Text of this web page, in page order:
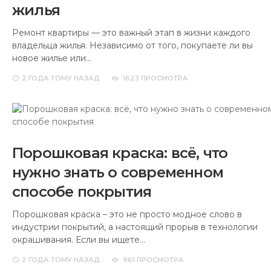
жилья
Ремонт квартиры — это важный этап в жизни каждого
владельца жилья. Независимо от того, покупаете ли вы
новое жилье или…
2 ГОДА ТОМУ НАЗАД 1623 ПРОСМОТРА
Порошковая краска: всё, что
нужно знать о современном
способе покрытия
Порошковая краска – это не просто модное слово в
индустрии покрытий, а настоящий прорыв в технологии
окрашивания. Если вы ищете…
2 ГОДА ТОМУ НАЗАД 961 ПРОСМОТРА